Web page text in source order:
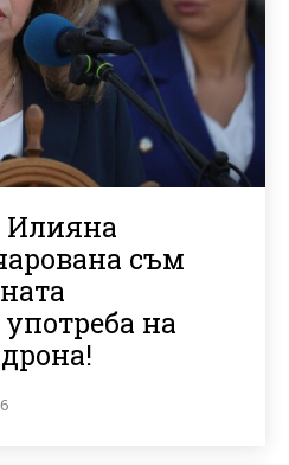
Илияна
съм
на